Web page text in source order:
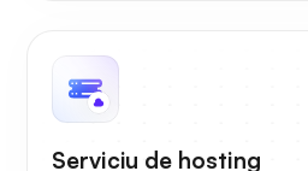
Serviciu de hosting